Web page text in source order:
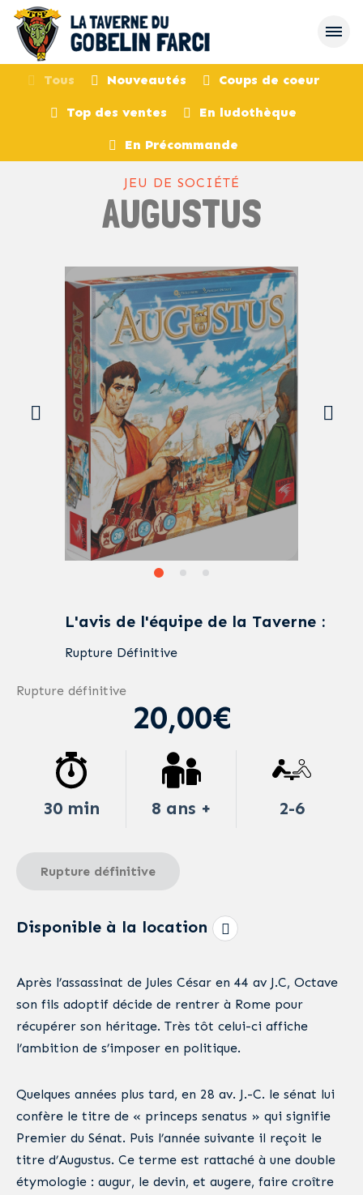
Tous Nouveautés Coups de coeur
Top des ventes En ludothèque
En Précommande
JEU DE SOCIÉTÉ
AUGUSTUS
L'avis de l'équipe de la Taverne :
Rupture Définitive
Rupture définitive
20,00€
30 min 8 ans + 2-6
Rupture définitive
Disponible à la location
Après l’assassinat de Jules César en 44 av J.C, Octave
son fils adoptif décide de rentrer à Rome pour
récupérer son héritage. Très tôt celui-ci affiche
l’ambition de s’imposer en politique.
Quelques années plus tard, en 28 av. J.-C. le sénat lui
confère le titre de « princeps senatus » qui signifie
Premier du Sénat. Puis l’année suivante il reçoit le
titre d’Augustus. Ce terme est rattaché à une double
étymologie : augur, le devin, et augere, faire croître